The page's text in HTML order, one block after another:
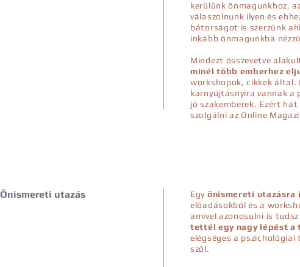
kerülünk önmagunkhoz,
válaszolnunk ilyen és
bátorságot is szerzünk
inkább önmagunkba
Mindezt összevetve
minél több emberhez
workshopok, cikkek által.
karnyújtásnyira vannak a
jó szakemberek. Ezért
szolgálni az Online
Önismereti utazás Egy önismereti utazásra
előadásokból és a
amivel azonosulni is
tettél egy nagy lépést a
elégséges a
szól.